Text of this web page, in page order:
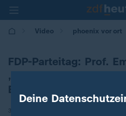
Video phoenix vor ort
FDP-Parteitag: Prof.
„Kampfkandidatur“ um
Bundesvorsitz
30.05.2026 | 14:55
Deine